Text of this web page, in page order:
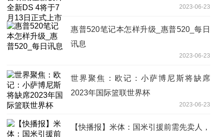
2023-06-23
惠普520笔记本怎样升级_惠普520_每日
讯息
2023-06-23
世界聚焦：欧记：小萨博尼斯将缺席
2023年国际篮联世界杯
2023-06-23
【快播报】米体：国米引援前需先卖人，